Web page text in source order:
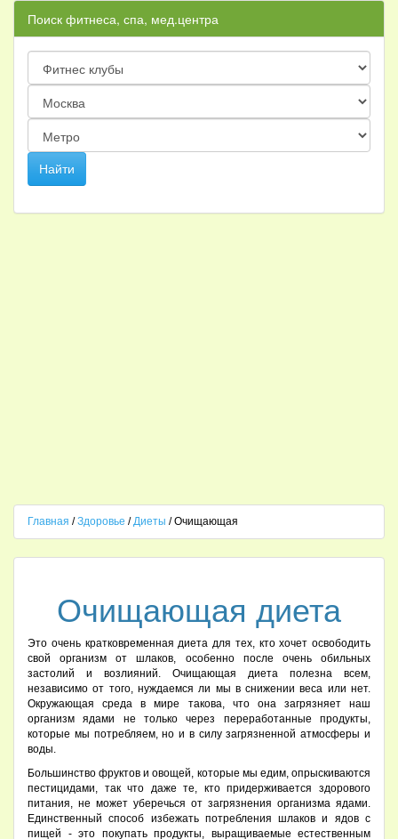
Поиск фитнеса, спа, мед.центра
Главная /Здоровье /Диеты / Очищающая
Очищающая диета
Это очень кратковременная диета для тех, кто хочет освободить
свой организм от шлаков, особенно после очень обильных
застолий и возлияний. Очищающая диета полезна всем,
независимо от того, нуждаемся ли мы в снижении веса или нет.
Окружающая среда в мире такова, что она загрязняет наш
организм ядами не только через переработанные продукты,
которые мы потребляем, но и в силу загрязненной атмосферы и
воды.
Большинство фруктов и овощей, которые мы едим, опрыскиваются
пестицидами, так что даже те, кто придерживается здорового
питания, не может уберечься от загрязнения организма ядами.
Единственный способ избежать потребления шлаков и ядов с
пищей - это покупать продукты, выращиваемые естественным